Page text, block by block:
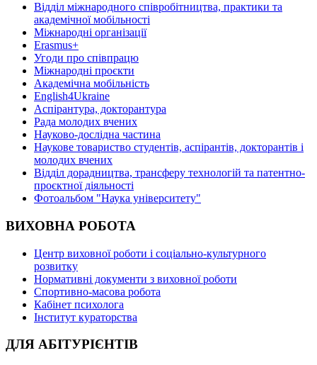
Відділ міжнародного співробітництва, практики та
академічної мобільності
Міжнародні організації
Erasmus+
Угоди про співпрацю
Міжнародні проєкти
Академічна мобільність
English4Ukraine
Аспірантура, докторантура
Рада молодих вчених
Науково-дослідна частина
Наукове товариство студентів, аспірантів, докторантів і
молодих вчених
Відділ дорадництва, трансферу технологій та патентно-
проєктної діяльності
Фотоальбом "Наука університету"
ВИХОВНА РОБОТА
Центр виховної роботи і соціально-культурного
розвитку
Нормативні документи з виховної роботи
Спортивно-масова робота
Кабінет психолога
Інститут кураторства
ДЛЯ АБІТУРІЄНТІВ